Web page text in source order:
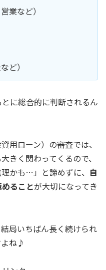
業など）
ど）
に総合的に判断されるん
用ローン）の審査では、
きく関わってくるので、
かも…」と諦めずに、 自
ることが大切になってき
局いちばん長く続けられ
よね♪